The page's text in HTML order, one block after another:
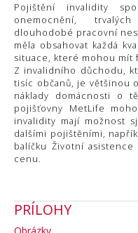
Pojištění invalidity
onemocnění,
dlouhodobé pracovní
měla obsahovat každá
situace, které mohou mít
Z invalidního důchodu,
tisíc občanů, je většinou
náklady domácnosti o
pojišťovny MetLife
invalidity mají možnost
dalšími pojištěními,
balíčku Životní
cenu.
PRÍLOHY
Obrázky